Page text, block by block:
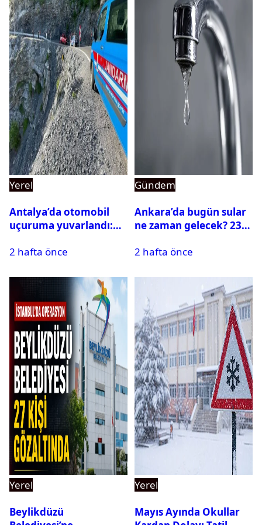
Yerel
Antalya’da otomobil
uçuruma yuvarlandı:
var
2 hafta önce
Gündem
Ankara’da bugün sular
ne zaman gelecek? 23
su kesintisi sorgulama
2 hafta önce
Yerel
Beylikdüzü
Yerel
Mayıs Ayında Okullar